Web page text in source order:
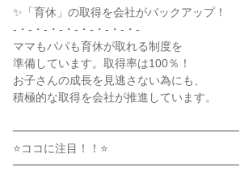
✨「育休」の取得を会社がバックアップ！
-・-・-・-・-・-・-・-・-
ママもパパも育休が取れる制度を
準備しています。取得率は100％！
お子さんの成長を見逃さない為にも、
積極的な取得を会社が推進しています。
━━━━━━━━━━━━━━━━━━━━
⭐ココに注目！！⭐
━━━━━━━━━━━━━━━━━━━━